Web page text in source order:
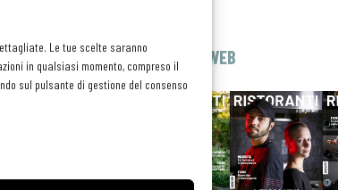
Le tue scelte saranno
in qualsiasi momento, compreso il
sul pulsante di gestione del consenso
EDICOLA WEB